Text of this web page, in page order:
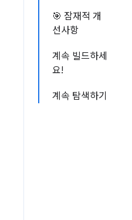
🎯 잠재적 개
선사항
계속 빌드하세
요!
계속 탐색하기